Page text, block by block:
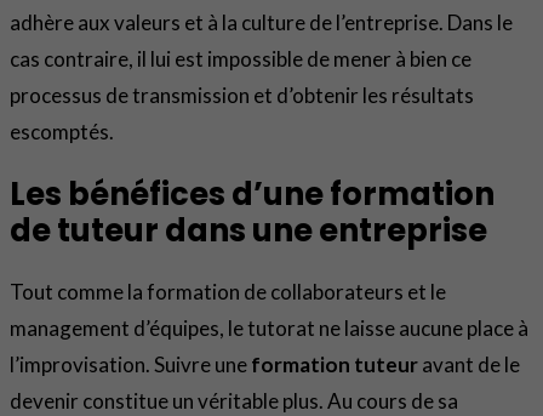
adhère aux valeurs et à la culture de l’entreprise. Dans le
cas contraire, il lui est impossible de mener à bien ce
processus de transmission et d’obtenir les résultats
escomptés.
Les bénéfices d’une formation
de tuteur dans une entreprise
Tout comme la formation de collaborateurs et le
management d’équipes, le tutorat ne laisse aucune place à
l’improvisation. Suivre uneformation tuteuravant de le
devenir constitue un véritable plus. Au cours de sa